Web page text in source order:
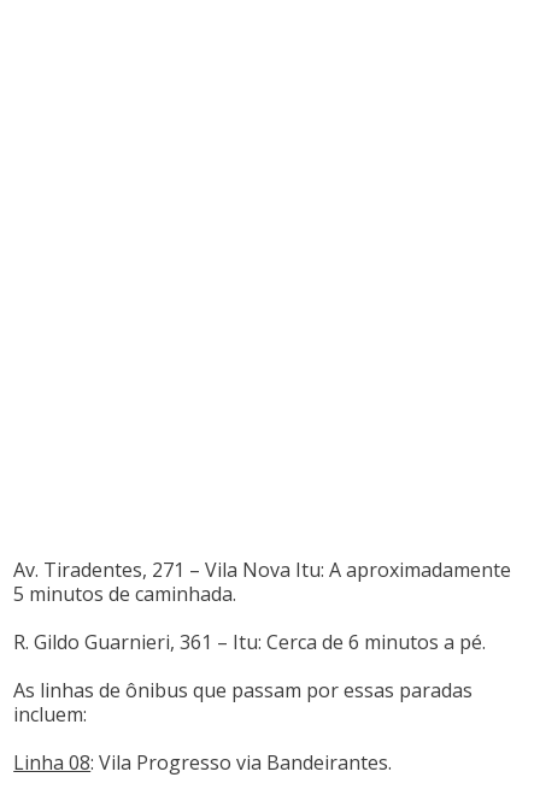
Av. Tiradentes, 271 – Vila Nova Itu: A aproximadamente
5 minutos de caminhada.​
R. Gildo Guarnieri, 361 – Itu: Cerca de 6 minutos a pé.​
As linhas de ônibus que passam por essas paradas
incluem:​
Linha 08: Vila Progresso via Bandeirantes.​